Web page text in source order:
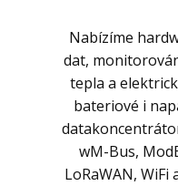
Nabízíme
dat,
tepla a
bateriové i
wM-Bus,
LoRaWAN,